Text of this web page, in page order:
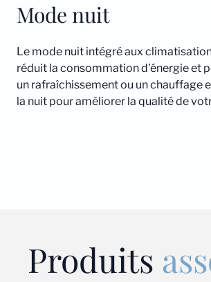
Mode nuit
Le mode nuit intégré aux
réduit la consommation d'énergie et
un rafraîchissement ou un chauffage
la nuit pour améliorer la qualité de
Produits